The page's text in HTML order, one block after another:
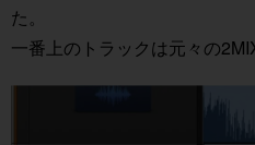
た。
一番上のトラックは元々の